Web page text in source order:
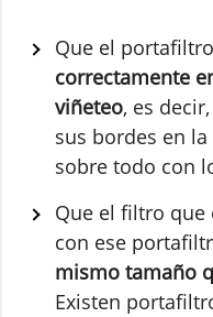
Que el
correctamente
viñeteo, es
sus bordes en
sobre todo con
Que el filtro que
con ese
mismo tamaño
Existen